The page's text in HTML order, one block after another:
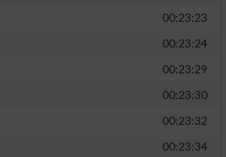
00:23:23
00:23:24
00:23:29
00:23:30
00:23:32
00:23:34